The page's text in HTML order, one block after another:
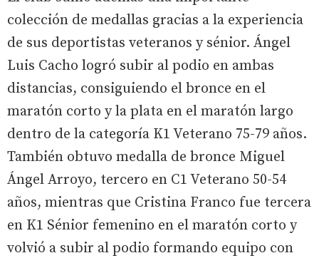
colección de medallas gracias a la experiencia
de sus deportistas veteranos y sénior. Ángel
Luis Cacho logró subir al podio en ambas
distancias, consiguiendo el bronce en el
maratón corto y la plata en el maratón largo
dentro de la categoría K1 Veterano 75-79 años.
También obtuvo medalla de bronce Miguel
Ángel Arroyo, tercero en C1 Veterano 50-54
años, mientras que Cristina Franco fue tercera
en K1 Sénior femenino en el maratón corto y
volvió a subir al podio formando equipo con